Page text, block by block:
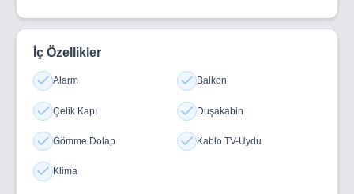
İç Özellikler
Alarm Balkon
Çelik Kapı Duşakabin
Gömme Dolap Kablo TV-Uydu
Klima